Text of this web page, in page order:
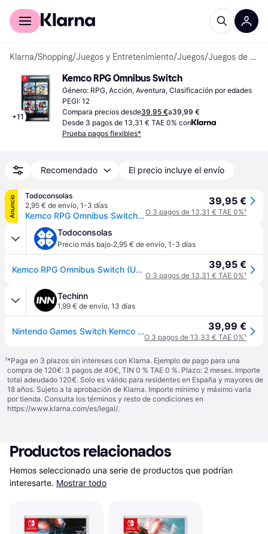
Comprar con Klarna
Klarna/Shopping/Juegos y Entretenimiento/Juegos/ Juegos de Nintendo Switch
+11
Kemco RPG Omnibus Switch
Género: RPG, Acción, Aventura, Clasificación por edades
PEGI: 12
Compara precios desde39,95 €a39,99 €
Desde 3 pagos de 13,31 € TAE 0% con
Prueba pagos flexibles*
Recomendado El precio incluye el envío
Anuncio
Todoconsolas
2,95 € de envío, 1-3 días
Kemco RPG Omnibus Switch (USA)
39,95 €
O 3 pagos de 13,31 € TAE 0%¹
Todoconsolas
Precio más bajo·2,95 € de envío, 1-3 días
Kemco RPG Omnibus Switch (USA) 39,95 €
O 3 pagos de 13,31 € TAE 0%¹
Techinn
1,99 € de envío, 13 días
Nintendo Games Switch Kemco Rpg Omnibus Imp Jap Transparente 39,99 €
O 3 pagos de 13,33 € TAE 0%¹
¹*Paga en 3 plazos sin intereses con Klarna. Ejemplo de pago para una
compra de 120€: 3 pagos de 40€, TIN 0 % TAE 0 %. Plazo: 2 meses. Importe
total adeudado 120€. Solo es válido para residentes en España y mayores de
18 años. Sujeto a la aprobación de Klarna. Importe mínimo y máximo varía
por tienda. Consulta los términos y resto de condiciones en
https://www.klarna.com/es/legal/.
Productos relacionados
Hemos seleccionado una serie de productos que podrían
interesarte. Mostrar todo